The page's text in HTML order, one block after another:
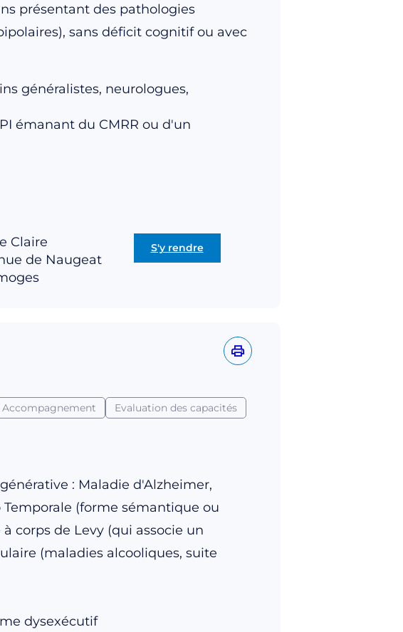
présentant des pathologies
sans déficit cognitif ou avec
généralistes, neurologues,
émanant du CMRR ou d'un
Claire
de Naugeat
S'y rendre
Accompagnement Evaluation des capacités
: Maladie d'Alzheimer,
(forme sémantique ou
corps de Levy (qui associe un
(maladies alcooliques, suite
dysexécutif